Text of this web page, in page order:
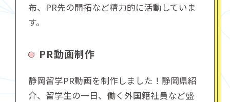
布、PR先の開拓など精力的に活動していま
す。
PR動画制作
静岡留学PR動画を制作しました！静岡県紹
介、留学生の一日、働く外国籍社員など盛